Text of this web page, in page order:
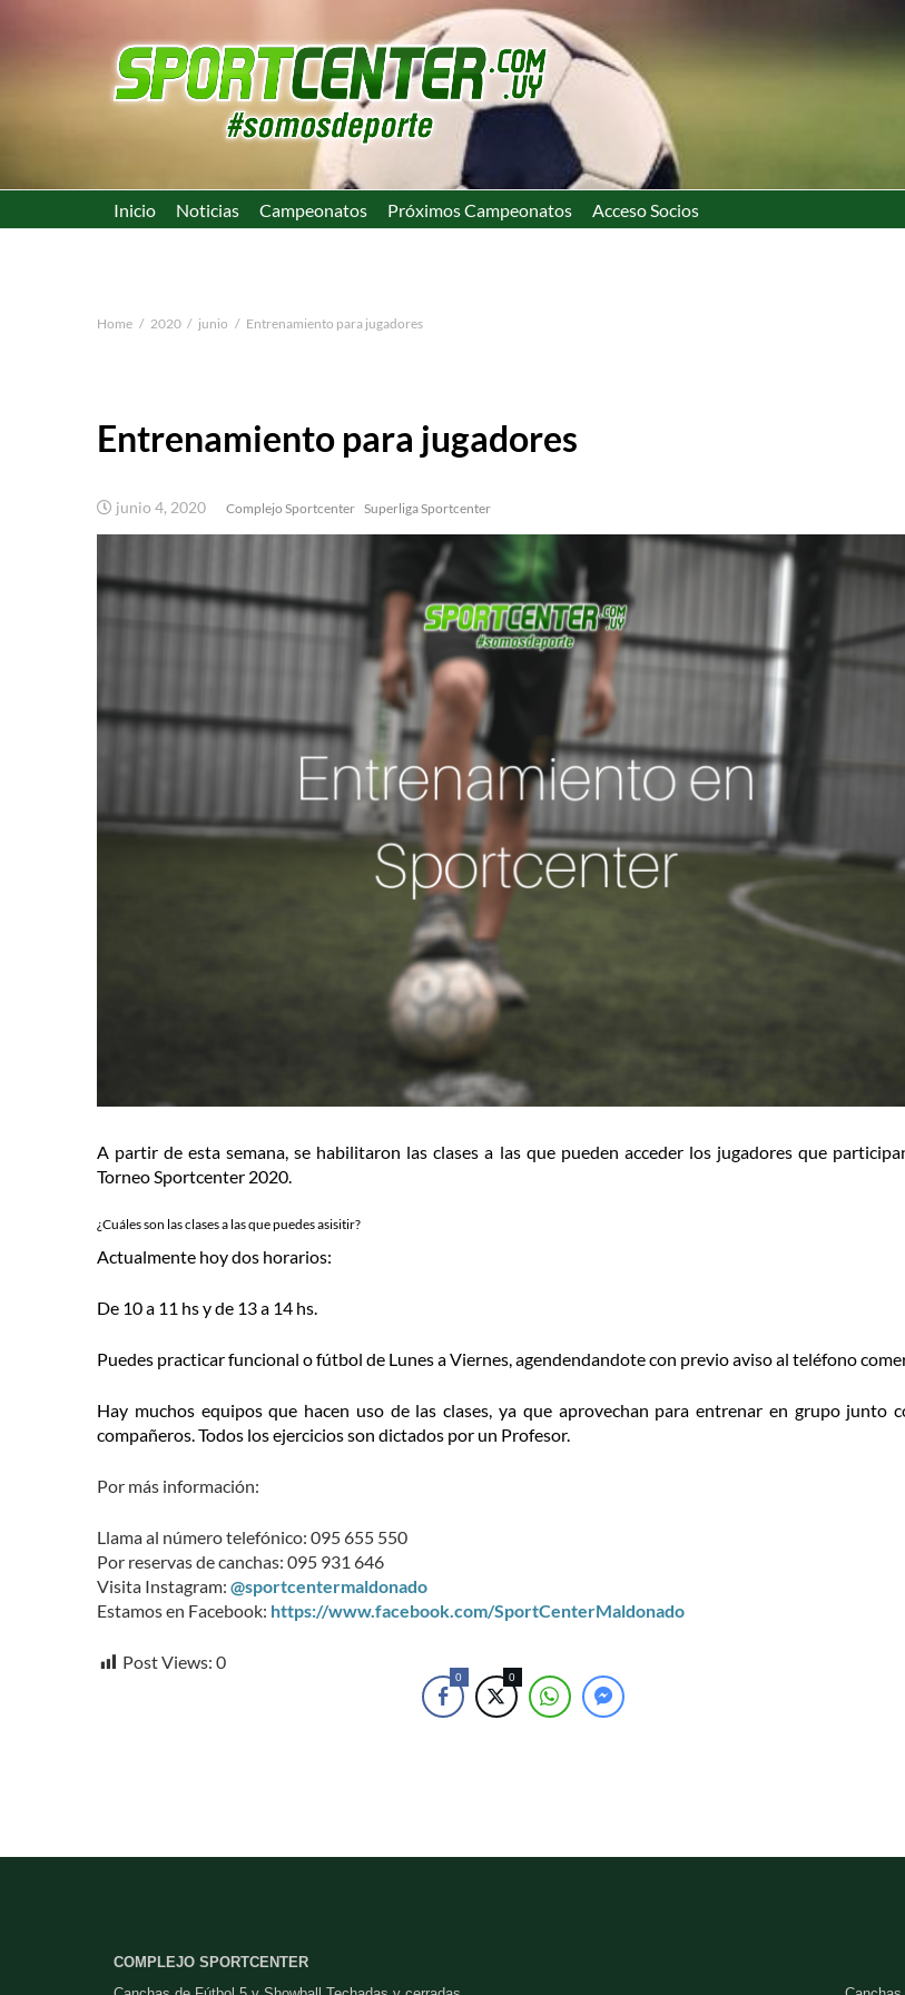
Inicio Noticias Campeonatos Próximos Campeonatos Acceso Socios
Home 2020 junio Entrenamiento para jugadores
Entrenamiento para jugadores
junio 4, 2020 Complejo Sportcenter Superliga Sportcenter
A partir de esta semana, se habilitaron las clases a las que pueden acceder los jugadores que
Torneo Sportcenter 2020.
¿Cuáles son las clases a las que puedes asisitir?
Actualmente hoy dos horarios:
De 10 a 11 hs y de 13 a 14 hs.
Puedes practicar funcional o fútbol de Lunes a Viernes, agendendandote con previo aviso al teléfono
Hay muchos equipos que hacen uso de las clases, ya que aprovechan para entrenar en grupo junto
compañeros. Todos los ejercicios son dictados por un Profesor.
Por más información:
Llama al número telefónico: 095 655 550
Por reservas de canchas: 095 931 646
Visita Instagram: @sportcentermaldonado
Estamos en Facebook: https://www.facebook.com/SportCenterMaldonado
Post Views: 0
0 0
COMPLEJO SPORTCENTER